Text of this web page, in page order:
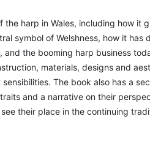
the harp in Wales, including how it
symbol of Welshness, how it has
and the booming harp business
materials, designs and
The book also has a
and a narrative on their
their place in the continuing